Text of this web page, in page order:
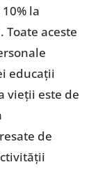
la
Toate aceste
educaţii
vieţii este de
de